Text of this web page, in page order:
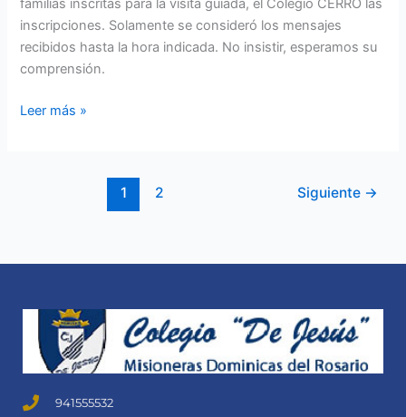
familias inscritas para la visita guiada, el Colegio CERRÓ las
inscripciones. Solamente se consideró los mensajes
recibidos hasta la hora indicada. No insistir, esperamos su
comprensión.
Leer más »
1 2 Siguiente →
941555532